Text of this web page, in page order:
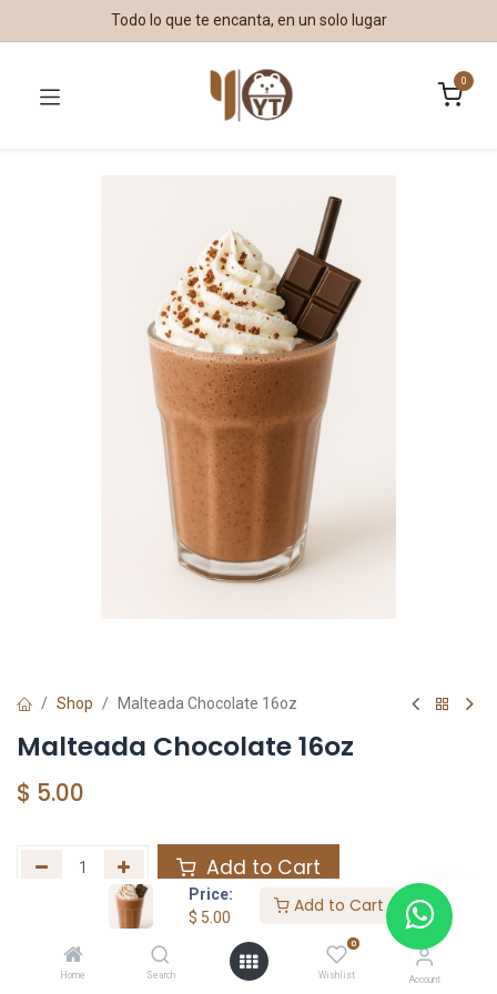
Price:
$ 5.00
Add to Cart
Home Search
0
Wishlist Account
Todo lo que te encanta, en un solo lugar
0
Shop Malteada Chocolate 16oz
Malteada Chocolate 16oz
$ 5.00
Add to Cart
添加到收藏夹
Share :